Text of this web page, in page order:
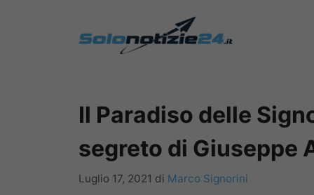
Il Paradiso delle
segreto di Giuseppe
Luglio 17, 2021 di Marco Signorini